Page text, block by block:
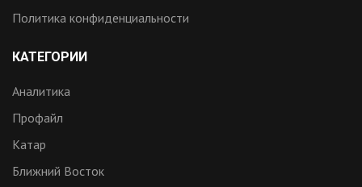
Политика конфиденциальности
КАТЕГОРИИ
Аналитика
Профайл
Катар
Ближний Восток